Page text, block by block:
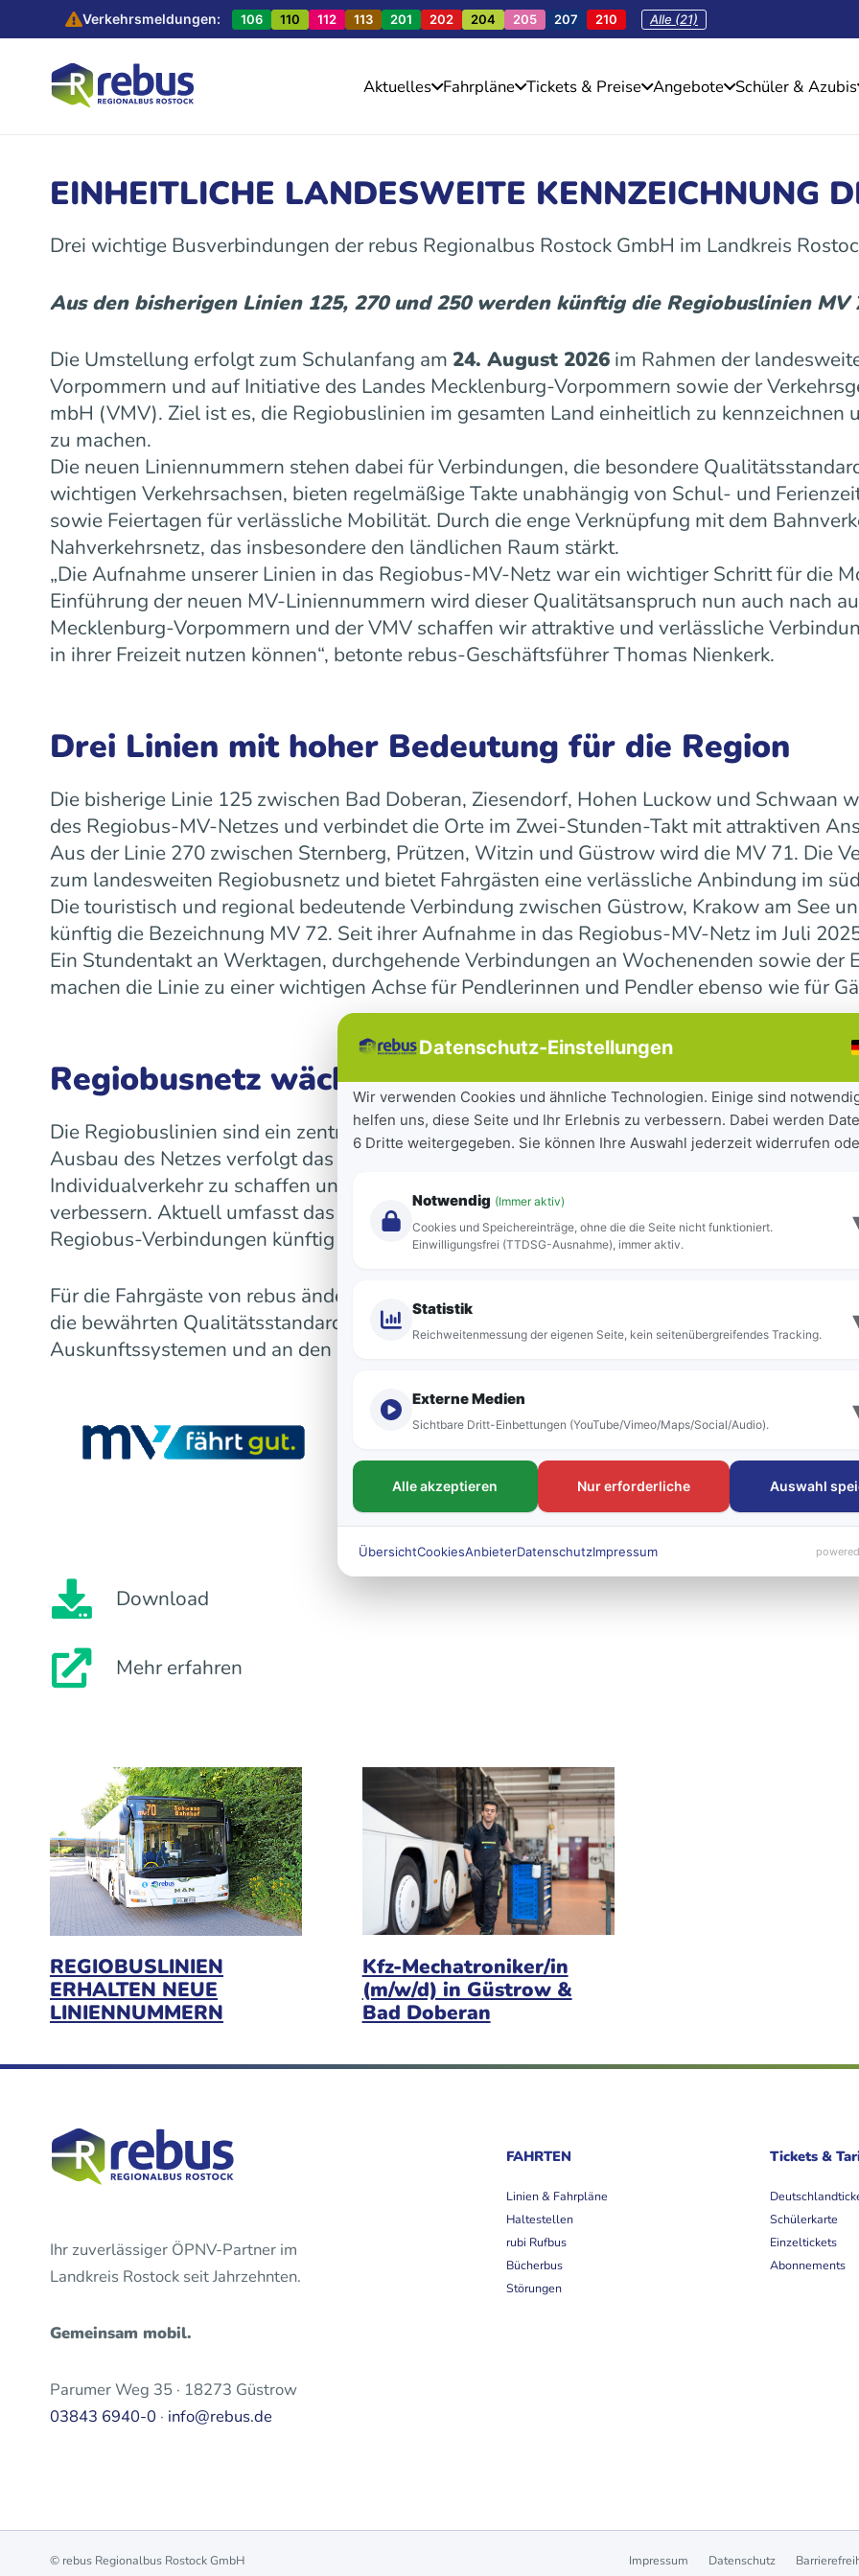
Verkehrsmeldungen: 106 110 112 113 201 202 204 205 207 210 Alle (21)
Aktuelles Fahrpläne Tickets & Preise Angebote Schüler & Azubis
EINHEITLICHE LANDESWEITE KENNZEICHNUNG
Drei wichtige Busverbindungen der rebus Regionalbus Rostock GmbH im Landkreis
Aus den bisherigen Linien 125, 270 und 250 werden künftig die Regiobuslinien MV
Die Umstellung erfolgt zum Schulanfang am 24. August 2026 im Rahmen der
Vorpommern und auf Initiative des Landes Mecklenburg-Vorpommern sowie der
mbH (VMV). Ziel ist es, die Regiobuslinien im gesamten Land einheitlich zu kennzeichnen
zu machen.
Die neuen Liniennummern stehen dabei für Verbindungen, die besondere
wichtigen Verkehrsachsen, bieten regelmäßige Takte unabhängig von Schul- und
sowie Feiertagen für verlässliche Mobilität. Durch die enge Verknüpfung mit dem
Nahverkehrsnetz, das insbesondere den ländlichen Raum stärkt.
„Die Aufnahme unserer Linien in das Regiobus-MV-Netz war ein wichtiger Schritt für die
Einführung der neuen MV-Liniennummern wird dieser Qualitätsanspruch nun auch nach
Mecklenburg-Vorpommern und der VMV schaffen wir attraktive und verlässliche
in ihrer Freizeit nutzen können“, betonte rebus-Geschäftsführer Thomas Nienkerk.
Drei Linien mit hoher Bedeutung für die Region
Die bisherige Linie 125 zwischen Bad Doberan, Ziesendorf, Hohen Luckow und Schwaan
des Regiobus-MV-Netzes und verbindet die Orte im Zwei-Stunden-Takt mit attraktiven
Aus der Linie 270 zwischen Sternberg, Prützen, Witzin und Güstrow wird die MV 71. Die
zum landesweiten Regiobusnetz und bietet Fahrgästen eine verlässliche Anbindung im
Die touristisch und regional bedeutende Verbindung zwischen Güstrow, Krakow am See
künftig die Bezeichnung MV 72. Seit ihrer Aufnahme in das Regiobus-MV-Netz im Juli
Ein Stundentakt an Werktagen, durchgehende Verbindungen an Wochenenden sowie der
machen die Linie zu einer wichtigen Achse für Pendlerinnen und Pendler ebenso wie für
Regiobusnetz wächst landesweit weiter
Die Regiobuslinien sind ein zentraler Bestandteil der seit 2023 laufenden
Ausbau des Netzes verfolgt das Land das Ziel, Städte und Gemeinden besser
Individualverkehr zu schaffen und die Mobilität für Bürgerinnen und Bürger sowie
verbessern. Aktuell umfasst das landesweite Netz 16 Regiobuslinien. Die neuen MV-
Regiobus-Verbindungen künftig auf einen Blick zu erkennen.
Für die Fahrgäste von rebus ändert sich mit der Umstellung vor allem die Bezeichnung
die bewährten Qualitätsstandards bleiben bestehen. Die neuen Liniennummern werden
Auskunftssystemen und an den Fahrzeugen sichtbar sein.
Download
Mehr erfahren
REGIOBUSLINIEN
ERHALTEN NEUE
LINIENNUMMERN
Kfz-Mechatroniker/in
(m/w/d) in Güstrow &
Bad Doberan
Ihr zuverlässiger ÖPNV-Partner im
Landkreis Rostock seit Jahrzehnten.
Gemeinsam mobil.
Parumer Weg 35 · 18273 Güstrow
03843 6940-0 · info@rebus.de
FAHRTEN
Linien & Fahrpläne
Haltestellen
rubi Rufbus
Bücherbus
Störungen
Tickets &
Schülerkarte
Einzeltickets
Abonnements
© rebus Regionalbus Rostock GmbH Impressum Datenschutz
Datenschutz-Einstellungen
Wir verwenden Cookies und ähnliche Technologien. Einige sind
helfen uns, diese Seite und Ihr Erlebnis zu verbessern. Dabei werden
6 Dritte weitergegeben. Sie können Ihre Auswahl jederzeit widerrufen
Notwendig (Immer aktiv)
Cookies und Speichereinträge, ohne die die Seite nicht funktioniert.
Einwilligungsfrei (TTDSG-Ausnahme), immer aktiv.
Statistik
Reichweitenmessung der eigenen Seite, kein seitenübergreifendes Tracking.
Externe Medien
Sichtbare Dritt-Einbettungen (YouTube/Vimeo/Maps/Social/Audio).
Alle akzeptieren Nur erforderliche Auswahl
ÜbersichtCookiesAnbieterDatenschutzImpressum